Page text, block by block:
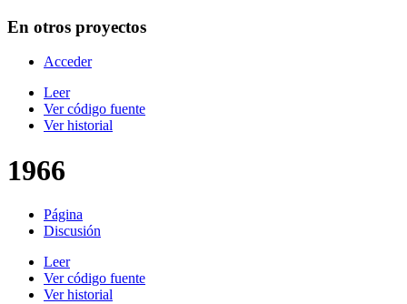
En otros proyectos
Acceder
Leer
Ver código fuente
Ver historial
1966
Página
Discusión
Leer
Ver código fuente
Ver historial